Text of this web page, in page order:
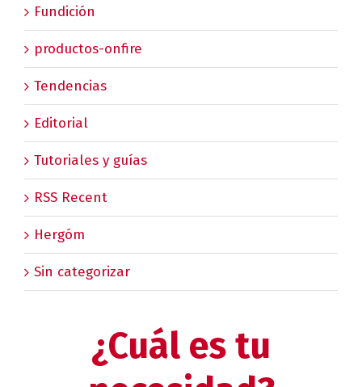
Fundición
productos-onfire
Tendencias
Editorial
Tutoriales y guías
RSS Recent
Hergóm
Sin categorizar
¿Cuál es tu